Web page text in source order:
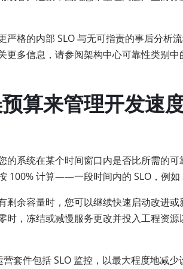
严格的内部 SLO 与无可指责的事后分析
更多信息，请参阅架构中​​心可靠性类别中
算来管理开发速
的系统在某个时间窗口内是否比所需的可
100% 计算——一段时间内的 SLO，例如
剩余容量时，您可以继续快速启动改进或
时，冻结或减慢服务更改并投入工程资源
套件包括 SLO 监控，以最大程度地减少